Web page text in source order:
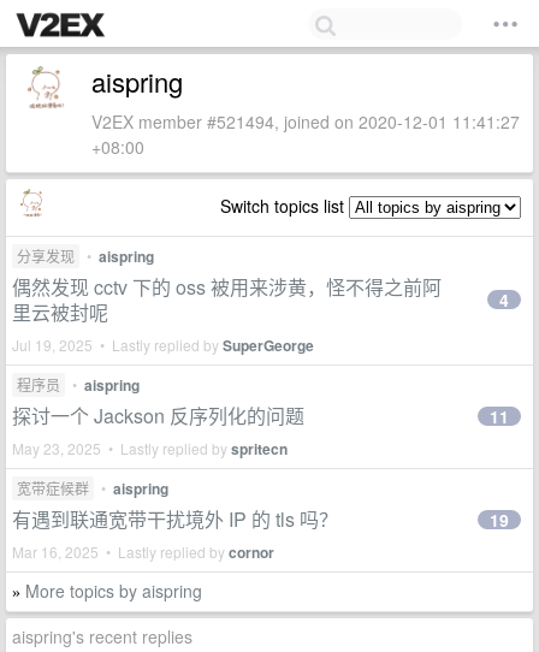
aispring
V2EX member #521494, joined on 2020-12-01 11:41:27
+08:00
Switch topics list
分享发现 • aispring
偶然发现 cctv 下的 oss 被用来涉黄，怪不得之前阿
里云被封呢
Jul 19, 2025 • Lastly replied bySuperGeorge
4
程序员 • aispring
探讨一个 Jackson 反序列化的问题
May 23, 2025 • Lastly replied byspritecn
11
宽带症候群 • aispring
有遇到联通宽带干扰境外 IP 的 tls 吗？
Mar 16, 2025 • Lastly replied bycornor
19
» More topics by aispring
aispring's recent replies